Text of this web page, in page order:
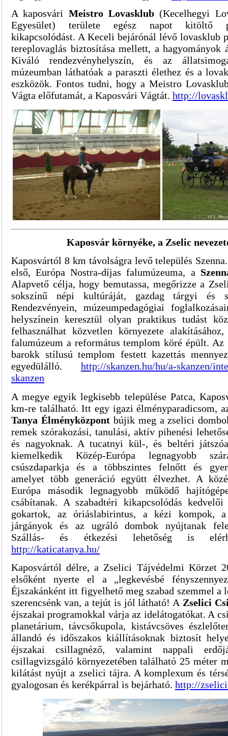
A kaposvári Meistro Lovasklub(Kecelhegyi
Egyesület) területe egész napot kitöltő
kikapcsolódást. A Keceli bejárónál lévő lovasklub
tereplovaglás biztosítása mellett, a hagyományok
Kiváló rendezvényhelyszín, és az
múzeumban láthatóak a paraszti élethez és a
eszközök. Fontos tudni, hogy a Meistro
Vágta előfutamát, a Kaposvári Vágtát. http://
Kaposvár környéke, a Zselic
Kaposvártól 8 km távolságra levő település
első, Európa Nostra-díjas falumúzeuma, a
Alapvető célja, hogy bemutassa, megőrizze a
sokszínű népi kultúráját, gazdag tárgyi és
Rendezvényein, múzeumpedagógiai
helyszínein keresztül olyan praktikus tudást
felhasználhat közvetlen környezete
falumúzeum a református templom köré épült. Az
barokk stílusú templom festett kazettás
egyedülálló. http://skanzen.hu/hu/a-skanzen/
skanzen
A megye egyik legkisebb települése Patca,
km-re található.Itt egy igazi élményparadicsom,
Tanya Élményközpontbújik meg a zselici
remek szórakozási, tanulási, aktív pihenési
és nagyoknak. A tucatnyi kül-, és beltéri
kiemelkedik Közép-Európa legnagyobb
csúszdaparkja és a többszintes felnőtt és
amelyet több generáció együtt élvezhet. A
Európa második legnagyobb működő
csábítanak. A szabadtéri kikapcsolódás
gokartok, az óriáslabirintus, a kézi kompok,
járgányok és az ugráló dombok nyújtanak
Szállás- és étkezési lehetőségis
http://katicatanya.hu/
Kaposvártól délre, a Zselici Tájvédelmi Körzet
elsőként nyerte el a „legkevésbé
Éjszakánként itt figyelhető meg szabad szemmel a
szerencsénk van, a tejút is jól látható! A Zselici
éjszakai programokkal várja az idelátogatókat. A
planetárium, távcsőkupola, kistávcsöves
állandó és időszakos kiállításoknak biztosít
éjszakai csillagnéző, valamint nappali
csillagvizsgáló környezetében található 25 méter
kilátást nyújt a zselici tájra. A komplexum és
gyalogosan és kerékpárral is bejárható. http://